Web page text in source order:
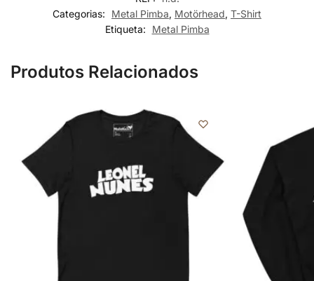
Categorias:
Metal Pimba, Motörhead, T-Shirt
Etiqueta:
Metal Pimba
Produtos Relacionados